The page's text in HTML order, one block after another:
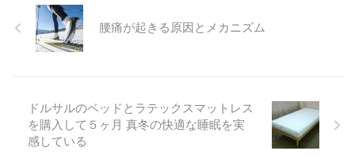
現在はパソコンなど根を詰め
てやることが多いので、筋筋
膜痛症候群「筋肉痛・コリ」
います。
での治療をすることにしまし
ボン錠50㎎」をのむことにな
り、半年に一度骨密度の検査
をして、腰椎と大腿骨の骨密
度を６ヶ月に１度検査しなが
腰痛が起きる原因とメカニズム
ドルサルのベッドとラテックスマットレス
を購入して５ヶ月 真冬の快適な睡眠を実
感している